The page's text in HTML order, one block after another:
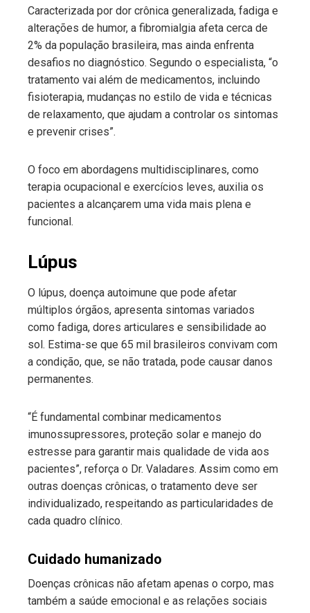
Caracterizada por dor crônica generalizada, fadiga e
alterações de humor, a fibromialgia afeta cerca de
2% da população brasileira, mas ainda enfrenta
desafios no diagnóstico. Segundo o especialista, “o
tratamento vai além de medicamentos, incluindo
fisioterapia, mudanças no estilo de vida e técnicas
de relaxamento, que ajudam a controlar os sintomas
e prevenir crises”.
O foco em abordagens multidisciplinares, como
terapia ocupacional e exercícios leves, auxilia os
pacientes a alcançarem uma vida mais plena e
funcional.
Lúpus
O lúpus, doença autoimune que pode afetar
múltiplos órgãos, apresenta sintomas variados
como fadiga, dores articulares e sensibilidade ao
sol. Estima-se que 65 mil brasileiros convivam com
a condição, que, se não tratada, pode causar danos
permanentes.
“É fundamental combinar medicamentos
imunossupressores, proteção solar e manejo do
estresse para garantir mais qualidade de vida aos
pacientes”, reforça o Dr. Valadares. Assim como em
outras doenças crônicas, o tratamento deve ser
individualizado, respeitando as particularidades de
cada quadro clínico.
Cuidado humanizado
Doenças crônicas não afetam apenas o corpo, mas
também a saúde emocional e as relações sociais